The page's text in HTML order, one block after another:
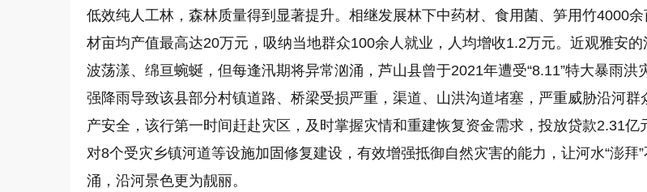
低效纯人工林，森林质量得到显著提升。相继发展林下中药材、食用菌、笋用竹4000
材亩均产值最高达20万元，吸纳当地群众100余人就业，人均增收1.2万元。近观雅安的
波荡漾、绵亘蜿蜒，但每逢汛期将异常汹涌，芦山县曾于2021年遭受“8.11”特大暴雨洪
强降雨导致该县部分村镇道路、桥梁受损严重，渠道、山洪沟道堵塞，严重威胁沿河群
产安全，该行第一时间赶赴灾区，及时掌握灾情和重建恢复资金需求，投放贷款2.31亿
对8个受灾乡镇河道等设施加固修复建设，有效增强抵御自然灾害的能力，让河水“澎拜”
涌，沿河景色更为靓丽。